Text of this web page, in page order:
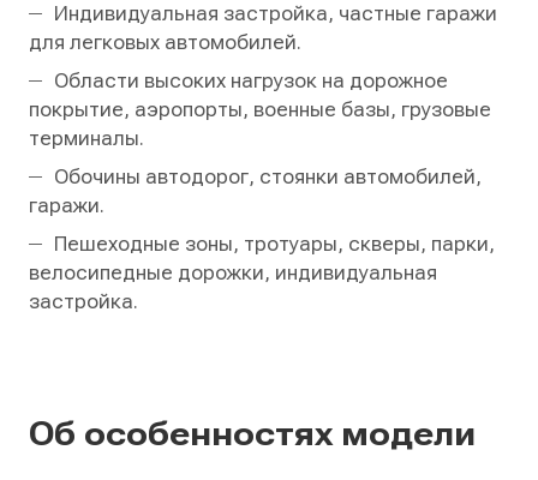
Индивидуальная застройка, частные гаражи
для легковых автомобилей.
Области высоких нагрузок на дорожное
покрытие, аэропорты, военные базы, грузовые
терминалы.
Обочины автодорог, стоянки автомобилей,
гаражи.
Пешеходные зоны, тротуары, скверы, парки,
велосипедные дорожки, индивидуальная
застройка.
Об особенностях модели